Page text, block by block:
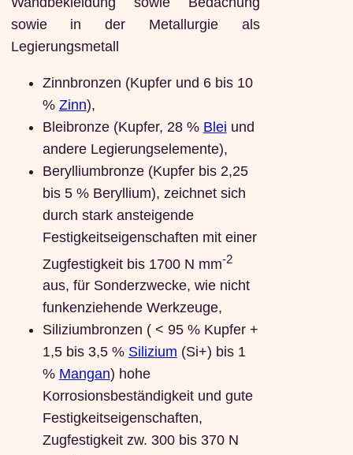
sowie in der Metallurgie als
Legierungsmetall
Zinnbronzen (Kupfer und 6 bis 10
% Zinn),
Bleibronze (Kupfer, 28 % Blei und
andere Legierungselemente),
Berylliumbronze (Kupfer bis 2,25
bis 5 % Beryllium), zeichnet sich
durch stark ansteigende
Festigkeitseigenschaften mit einer
Zugfestigkeit bis 1700 N mm-2
aus, für Sonderzwecke, wie nicht
funkenziehende Werkzeuge,
Siliziumbronzen ( < 95 % Kupfer +
1,5 bis 3,5 % Silizium (Si+) bis 1
% Mangan) hohe
Korrosionsbeständigkeit und gute
Festigkeitseigenschaften,
Zugfestigkeit zw. 300 bis 370 N